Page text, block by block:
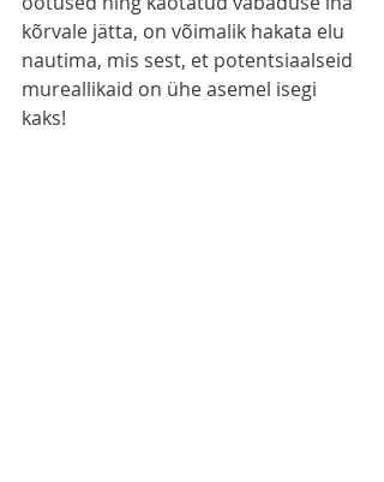
kõrvale jätta, on võimalik hakata elu
nautima, mis sest, et potentsiaalseid
mureallikaid on ühe asemel isegi
kaks!